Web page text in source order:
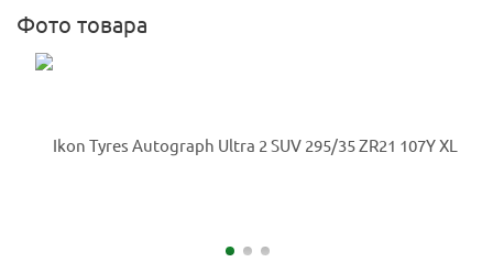
Фото товара